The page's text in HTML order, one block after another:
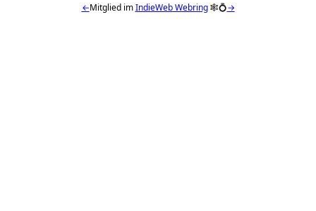
←Mitglied imIndieWeb Webring🕸💍→